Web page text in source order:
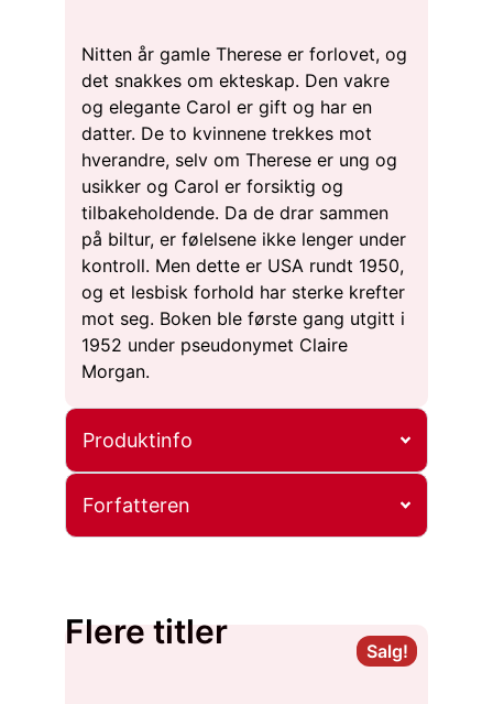
Nitten år gamle Therese er forlovet, og
det snakkes om ekteskap. Den vakre
og elegante Carol er gift og har en
datter. De to kvinnene trekkes mot
hverandre, selv om Therese er ung og
usikker og Carol er forsiktig og
tilbakeholdende. Da de drar sammen
på biltur, er følelsene ikke lenger under
kontroll. Men dette er USA rundt 1950,
og et lesbisk forhold har sterke krefter
mot seg. Boken ble første gang utgitt i
1952 under pseudonymet Claire
Morgan.
Produktinfo
Forfatteren
Flere titler
Salg!